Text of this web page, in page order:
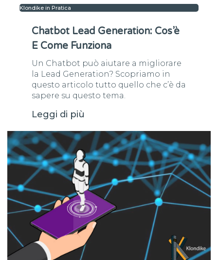
Klondike in Pratica
Chatbot Lead Generation: Cos’è
E Come Funziona
Un Chatbot può aiutare a migliorare
la Lead Generation? Scopriamo in
questo articolo tutto quello che c’è da
sapere su questo tema.
Leggi di più